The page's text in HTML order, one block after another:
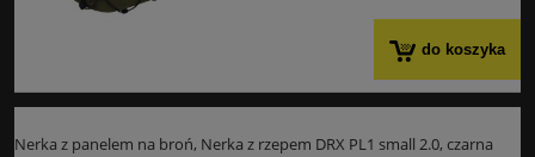
do koszyka
Nerka z panelem na broń, Nerka z rzepem DRX PL1 small 2.0, czarna